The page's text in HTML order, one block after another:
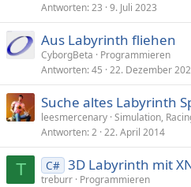
Antworten 23 9. Juli 2023
Aus Labyrinth fliehen
CyborgBeta
Programmieren
Antworten 45 22. Dezember
Suche altes Labyrinth
leesmercenary Simulation,
Antworten 2 22. April 2014
T C# 3D Labyrinth mit
treburr Programmieren